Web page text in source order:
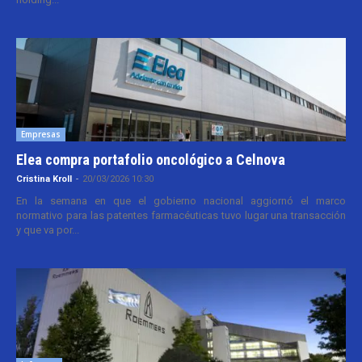
Empresas
Elea compra portafolio oncológico a Celnova
Cristina Kroll - 20/03/2026 10:30
En la semana en que el gobierno nacional aggiornó el marco
normativo para las patentes farmacéuticas tuvo lugar una transacción
y que va por...